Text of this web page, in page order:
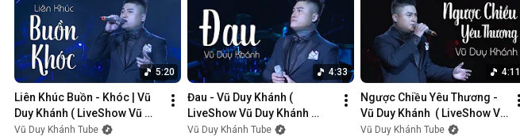
5:20
Liên Khúc Buồn - Khóc | Vũ
Duy Khánh ( LiveShow Vũ
Duy Khánh 2019 Phần 1/21 )
Vũ Duy Khánh Tube
4:33
Đau - Vũ Duy Khánh (
LiveShow Vũ Duy Khánh
2019 Phần 2/21 )
Vũ Duy Khánh Tube
4:11
Ngược Chiều Yêu Thương -
Vũ Duy Khánh  ( LiveShow Vũ
Duy Khánh 2019 Phần 3/21 )
Vũ Duy Khánh Tube